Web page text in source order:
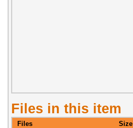
Files in this item
Files Size